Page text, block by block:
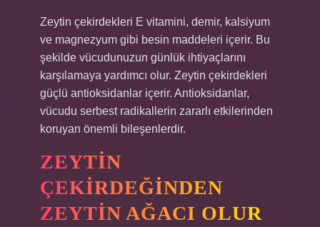
Zeytin çekirdekleri E vitamini, demir, kalsiyum
ve magnezyum gibi besin maddeleri içerir. Bu
şekilde vücudunuzun günlük ihtiyaçlarını
karşılamaya yardımcı olur. Zeytin çekirdekleri
güçlü antioksidanlar içerir. Antioksidanlar,
vücudu serbest radikallerin zararlı etkilerinden
koruyan önemli bileşenlerdir.
ZEYTIN
ÇEKIRDEĞINDEN
ZEYTIN AĞACI OLUR